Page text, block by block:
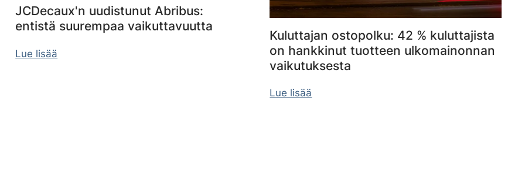
JCDecaux'n uudistunut Abribus:
entistä suurempaa vaikuttavuutta
Lue lisää
Kuluttajan ostopolku: 42 % kuluttajista
on hankkinut tuotteen ulkomainonnan
vaikutuksesta
Lue lisää